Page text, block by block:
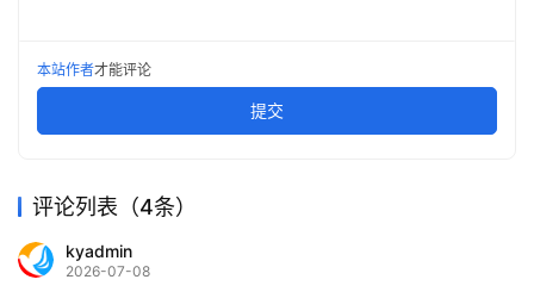
本站作者才能评论
提交
评论列表（4条）
kyadmin
2026-07-08